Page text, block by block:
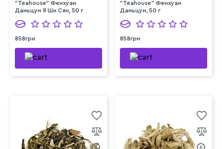
"Teahouse" Фенхуан
Даньцун Я Ши Сян, 50 г
858грн
"Teahouse" Фенхуан
Даньцун, 50 г
858грн